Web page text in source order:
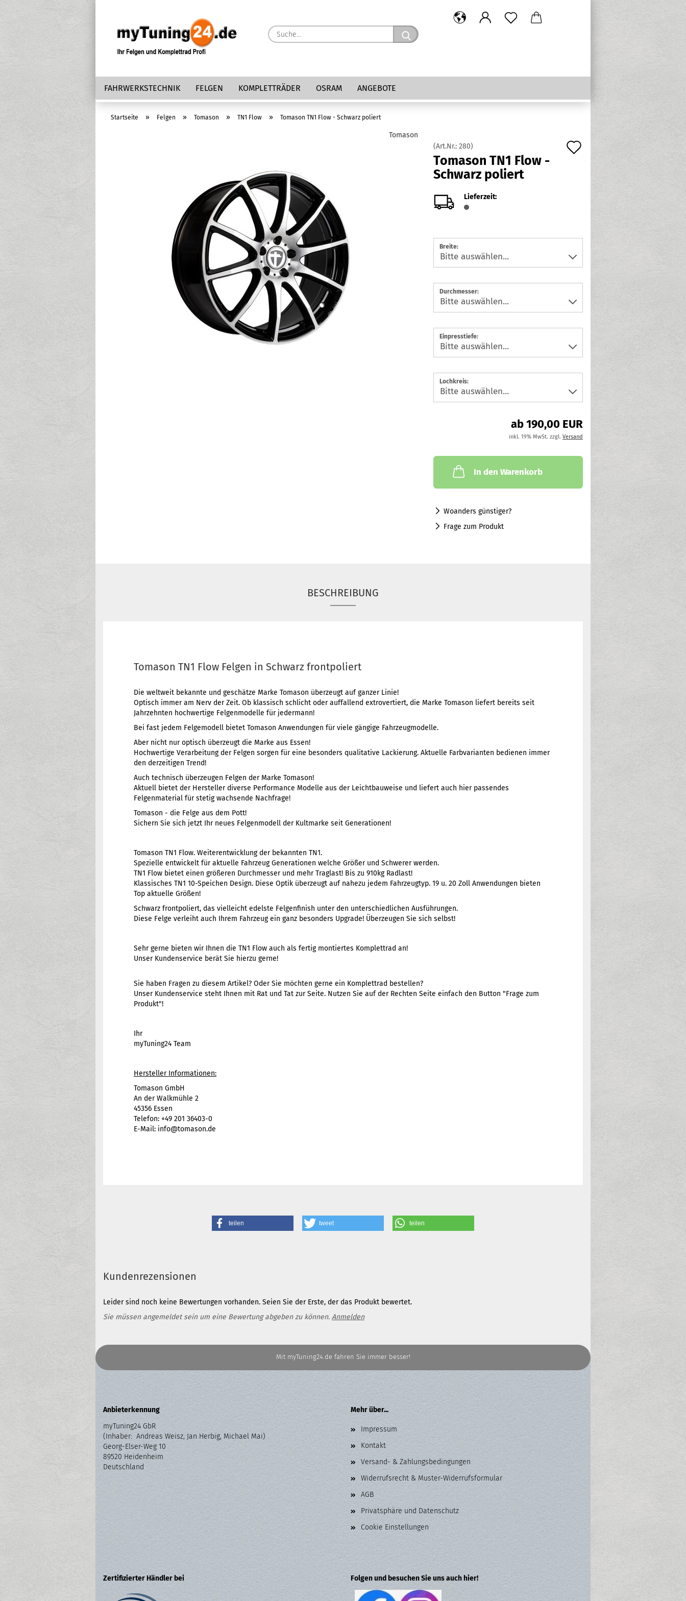
Suche...
FAHRWERKSTECHNIK FELGEN KOMPLETTRÄDER OSRAM ANGEBOTE
Startseite » Felgen » Tomason » TN1 Flow » Tomason TN1 Flow - Schwarz poliert
Tomason
(Art.Nr.: 280)
Merkzettel
Tomason TN1 Flow -
Schwarz poliert
Lieferzeit:
Breite:
Durchmesser:
Einpresstiefe:
Lochkreis:
ab 190,00 EUR
inkl. 19% MwSt. zzgl. Versand
In den Warenkorb
Woanders günstiger?
Frage zum Produkt
BESCHREIBUNG
Tomason TN1 Flow Felgen in Schwarz frontpoliert
Die weltweit bekannte und geschätze Marke Tomason überzeugt auf ganzer Linie!
Optisch immer am Nerv der Zeit. Ob klassisch schlicht oder auffallend extrovertiert, die Marke Tomason liefert bereits seit
Jahrzehnten hochwertige Felgenmodelle für jedermann!
Bei fast jedem Felgemodell bietet Tomason Anwendungen für viele gängige Fahrzeugmodelle.
Aber nicht nur optisch überzeugt die Marke aus Essen!
Hochwertige Verarbeitung der Felgen sorgen für eine besonders qualitative Lackierung. Aktuelle Farbvarianten bedienen immer
den derzeitigen Trend!
Auch technisch überzeugen Felgen der Marke Tomason!
Aktuell bietet der Hersteller diverse Performance Modelle aus der Leichtbauweise und liefert auch hier passendes
Felgenmaterial für stetig wachsende Nachfrage!
Tomason - die Felge aus dem Pott!
Sichern Sie sich jetzt Ihr neues Felgenmodell der Kultmarke seit Generationen!
Tomason TN1 Flow. Weiterentwicklung der bekannten TN1.
Spezielle entwickelt für aktuelle Fahrzeug Generationen welche Größer und Schwerer werden.
TN1 Flow bietet einen größeren Durchmesser und mehr Traglast! Bis zu 910kg Radlast!
Klassisches TN1 10-Speichen Design. Diese Optik überzeugt auf nahezu jedem Fahrzeugtyp. 19 u. 20 Zoll Anwendungen bieten
Top aktuelle Größen!
Schwarz frontpoliert, das vielleicht edelste Felgenfinish unter den unterschiedlichen Ausführungen.
Diese Felge verleiht auch Ihrem Fahrzeug ein ganz besonders Upgrade! Überzeugen Sie sich selbst!
Sehr gerne bieten wir Ihnen die TN1 Flow auch als fertig montiertes Komplettrad an!
Unser Kundenservice berät Sie hierzu gerne!
Sie haben Fragen zu diesem Artikel? Oder Sie möchten gerne ein Komplettrad bestellen?
Unser Kundenservice steht Ihnen mit Rat und Tat zur Seite. Nutzen Sie auf der Rechten Seite einfach den Button "Frage zum
Produkt"!
Ihr
myTuning24 Team
Hersteller Informationen:
Tomason GmbH
An der Walkmühle 2
45356 Essen
Telefon: +49 201 36403-0
E-Mail: info@tomason.de
teilen tweet teilen
Kundenrezensionen
Leider sind noch keine Bewertungen vorhanden. Seien Sie der Erste, der das Produkt bewertet.
Sie müssen angemeldet sein um eine Bewertung abgeben zu können. Anmelden
Mit myTuning24.de fahren Sie immer besser!
Anbieterkennung
myTuning24 GbR
(Inhaber: Andreas Weisz, Jan Herbig, Michael Mai)
Georg-Elser-Weg 10
89520 Heidenheim
Deutschland
Mehr über...
Impressum
Kontakt
Versand- & Zahlungsbedingungen
Widerrufsrecht & Muster-Widerrufsformular
AGB
Privatsphäre und Datenschutz
Cookie Einstellungen
Zertifizierter Händler bei Folgen und besuchen Sie uns auch hier!